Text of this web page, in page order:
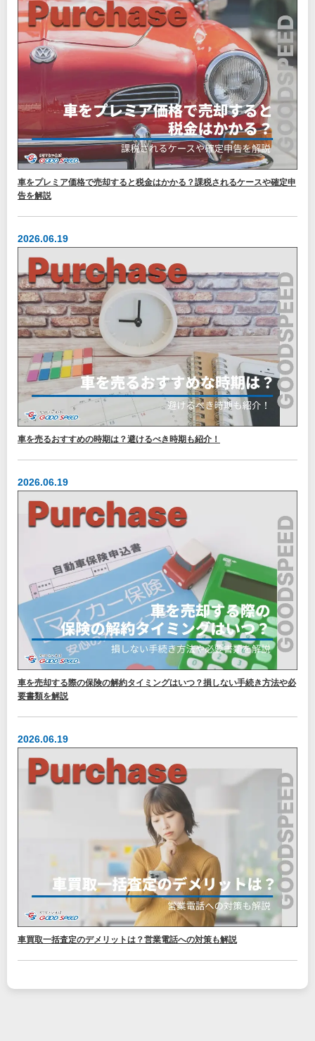
車をプレミア価格で売却すると税金はかかる？課税されるケースや確定申
告を解説
2026.06.19
車を売るおすすめの時期は？避けるべき時期も紹介！
2026.06.19
車を売却する際の保険の解約タイミングはいつ？損しない手続き方法や必
要書類を解説
2026.06.19
車買取一括査定のデメリットは？営業電話への対策も解説